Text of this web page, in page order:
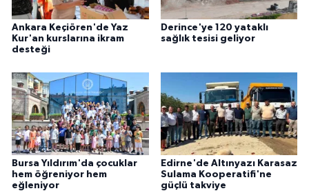
Ankara Keçiören'de Yaz
Kur'an kurslarına ikram
desteği
Derince'ye 120 yataklı
sağlık tesisi geliyor
Bursa Yıldırım'da çocuklar
hem öğreniyor hem
eğleniyor
Edirne'de Altınyazı Karasaz
Sulama Kooperatifi'ne
güçlü takviye